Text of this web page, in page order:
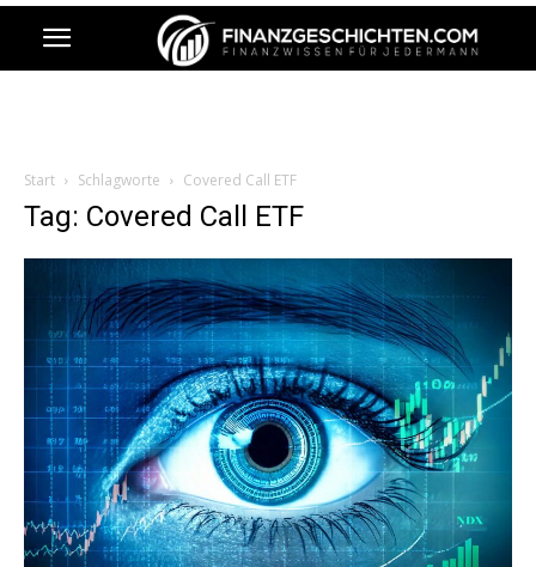
Start Schlagworte Covered Call ETF
Tag: Covered Call ETF